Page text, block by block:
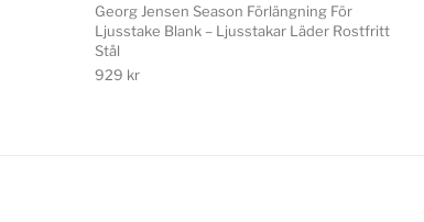
Georg Jensen Season Förlängning För
Ljusstake Blank – Ljusstakar Läder Rostfritt
Stål
929 kr